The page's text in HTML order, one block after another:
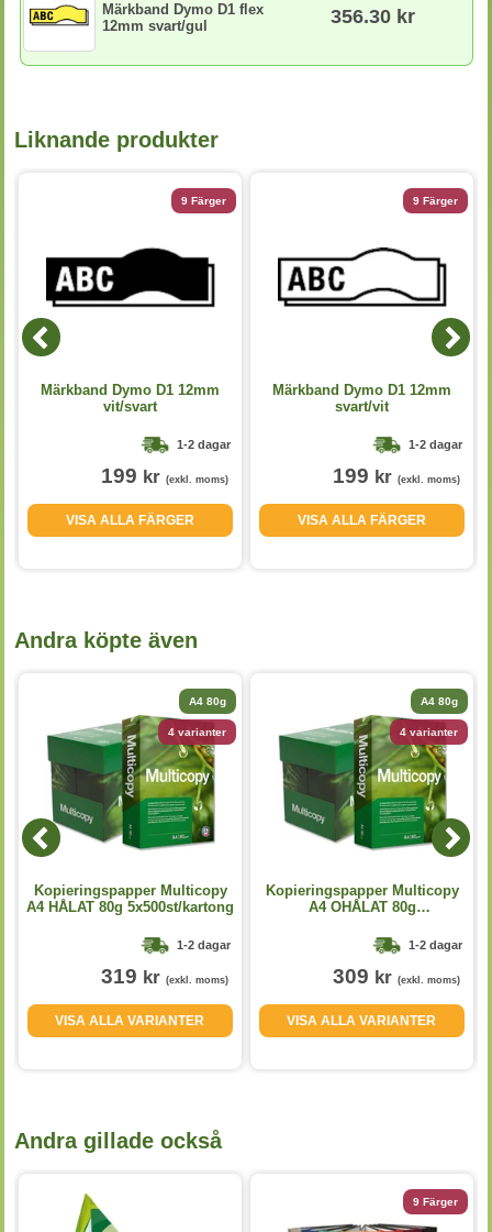
Märkband Dymo D1 flex
12mm svart/gul
356.30 kr
Liknande produkter
9 Färger
Märkband Dymo D1 12mm
vit/svart
1-2 dagar
199 kr (exkl. moms)
VISA ALLA FÄRGER
9 Färger
Märkband Dymo D1 12mm
svart/vit
1-2 dagar
199 kr (exkl. moms)
VISA ALLA FÄRGER
Andra köpte även
A4 80g
4 varianter
Kopieringspapper Multicopy
A4 HÅLAT 80g 5x500st/kartong
1-2 dagar
319 kr (exkl. moms)
VISA ALLA VARIANTER
A4 80g
4 varianter
Kopieringspapper Multicopy
A4 OHÅLAT 80g
1-2 dagar
309 kr (exkl. moms)
VISA ALLA VARIANTER
Andra gillade också
9 Färger